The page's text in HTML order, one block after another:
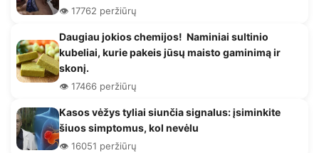
👁️ 17762 peržiūrų
Daugiau jokios chemijos! Naminiai sultinio
kubeliai, kurie pakeis jūsų maisto gaminimą ir
skonį.
👁️ 17466 peržiūrų
Kasos vėžys tyliai siunčia signalus: įsiminkite
šiuos simptomus, kol nevėlu
👁️ 16051 peržiūrų